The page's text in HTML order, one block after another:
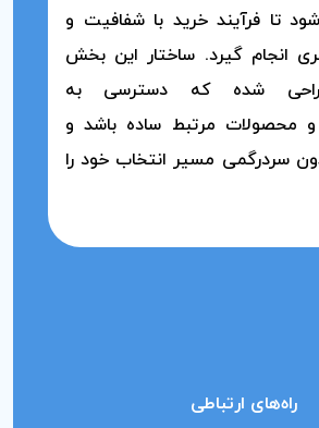
تا فرآیند خرید با شفافیت و
انجام گیرد. ساختار این بخش
شده که دسترسی به
و محصولات مرتبط ساده باشد و
سردرگمی مسیر انتخاب خود را
راه‌های ارتباطی